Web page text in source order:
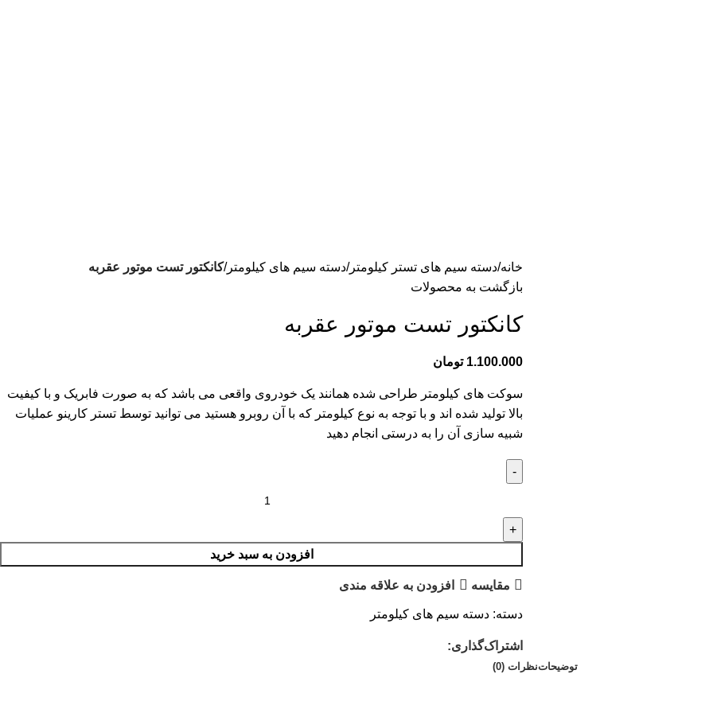
خانه دسته سیم های تستر کیلومتر دسته سیم های کیلومتر کانکتور تست موتور عقربه
بازگشت به محصولات
کانکتور تست موتور عقربه
1.100.000 تومان
سوکت های کیلومتر طراحی شده همانند یک خودروی واقعی می باشد که به صورت فابریک و با کیفیت
بالا تولید شده اند و با توجه به نوع کیلومتر که با آن روبرو هستید می توانید توسط تستر کارینو عملیات
شبیه سازی آن را به درستی انجام دهید
افزودن به سبد خرید
مقايسه افزودن به علاقه مندی
دسته: دسته سیم های کیلومتر
اشتراک‌گذاری:
توضیحاتنظرات (0)